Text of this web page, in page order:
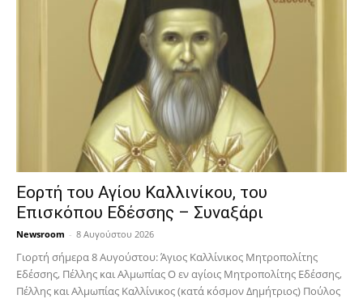
Εορτή του Αγίου Καλλινίκου, του
Επισκόπου Εδέσσης – Συναξάρι
Newsroom - 8 Αυγούστου 2026
Γιορτή σήμερα 8 Αυγούστου: Άγιος Καλλίνικος Μητροπολίτης
Εδέσσης, Πέλλης και Αλμωπίας Ο εν αγίοις Μητροπολίτης Εδέσσης,
Πέλλης και Αλμωπίας Καλλίνικος (κατά κόσμον Δημήτριος) Πούλος